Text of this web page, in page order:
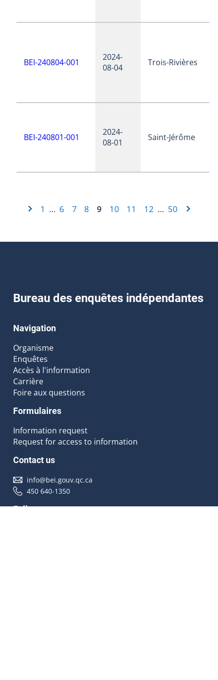
BEI-240804-001
2024-
08-04
Trois-Rivières
BEI-240801-001
2024-
08-01
Saint-Jérôme
1 … 6 7 8 9 10 11 12 … 50
Bureau des enquêtes indépendantes
Navigation
Organisme
Enquêtes
Accès à l'information
Carrière
Foire aux questions
Formulaires
Information request
Request for access to information
Contact us
info@bei.gouv.qc.ca
450 640-1350
Follow us